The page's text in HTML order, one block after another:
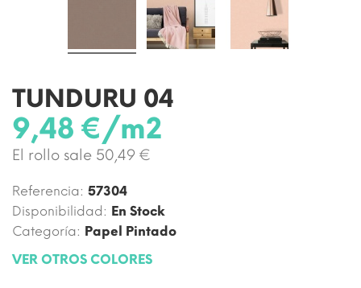
TUNDURU 04
9,48 €/m2
El rollo sale 50,49 €
Referencia: 57304
Disponibilidad: En Stock
Categoría: Papel Pintado
VER OTROS COLORES